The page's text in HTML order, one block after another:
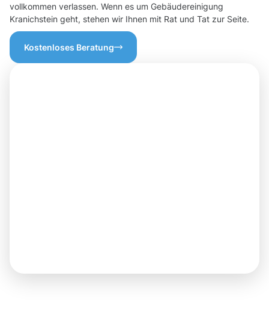
vollkommen verlassen. Wenn es um Gebäudereinigung
Kranichstein geht, stehen wir Ihnen mit Rat und Tat zur Seite.
Kostenloses Beratung